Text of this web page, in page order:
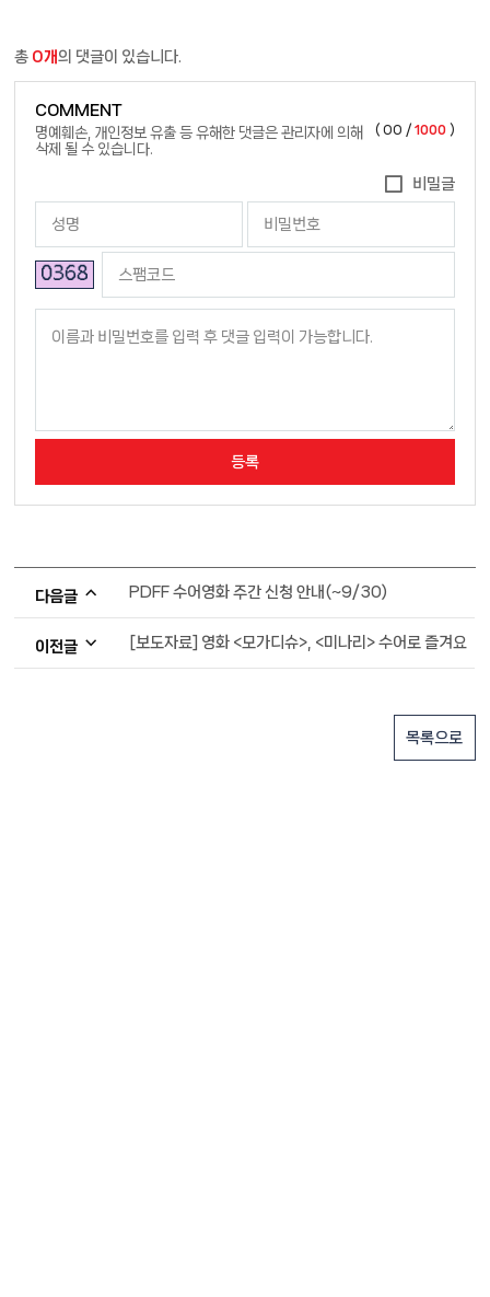
총 0개의 댓글이 있습니다.
COMMENT
명예훼손, 개인정보 유출 등 유해한 댓글은 관리자에 의해
삭제 될 수 있습니다.
(00 /1000 )
비밀글
다음글 PDFF 수어영화 주간 신청 안내(~9/30)
이전글 [보도자료] 영화 <모가디슈>, <미나리> 수어로 즐겨요
목록으로